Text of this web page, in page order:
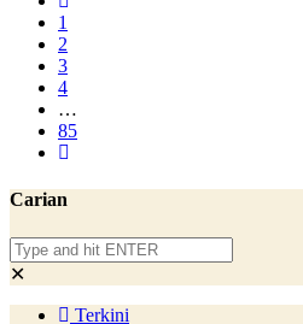
1
2
3
4
…
85
Carian
✕
Terkini